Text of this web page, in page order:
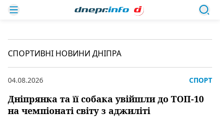
СПОРТИВНІ НОВИНИ ДНІПРА
Дніпрянка та її собака увійшли до ТОП-10
на чемпіонаті світу з аджиліті
04.08.2026 СПОРТ